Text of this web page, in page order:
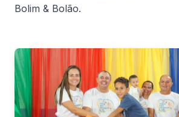
Bolim & Bolão.